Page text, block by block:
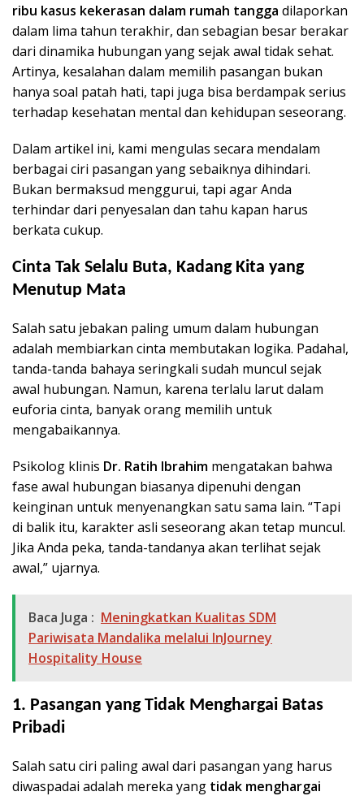
ribu kasus kekerasan dalam rumah tangga dilaporkan
dalam lima tahun terakhir, dan sebagian besar berakar
dari dinamika hubungan yang sejak awal tidak sehat.
Artinya, kesalahan dalam memilih pasangan bukan
hanya soal patah hati, tapi juga bisa berdampak serius
terhadap kesehatan mental dan kehidupan seseorang.
Dalam artikel ini, kami mengulas secara mendalam
berbagai ciri pasangan yang sebaiknya dihindari.
Bukan bermaksud menggurui, tapi agar Anda
terhindar dari penyesalan dan tahu kapan harus
berkata cukup.
Cinta Tak Selalu Buta, Kadang Kita yang
Menutup Mata
Salah satu jebakan paling umum dalam hubungan
adalah membiarkan cinta membutakan logika. Padahal,
tanda-tanda bahaya seringkali sudah muncul sejak
awal hubungan. Namun, karena terlalu larut dalam
euforia cinta, banyak orang memilih untuk
mengabaikannya.
Psikolog klinis Dr. Ratih Ibrahim mengatakan bahwa
fase awal hubungan biasanya dipenuhi dengan
keinginan untuk menyenangkan satu sama lain. “Tapi
di balik itu, karakter asli seseorang akan tetap muncul.
Jika Anda peka, tanda-tandanya akan terlihat sejak
awal,” ujarnya.
Baca Juga : Meningkatkan Kualitas SDM
Pariwisata Mandalika melalui InJourney
Hospitality House
1. Pasangan yang Tidak Menghargai Batas
Pribadi
Salah satu ciri paling awal dari pasangan yang harus
diwaspadai adalah mereka yang tidak menghargai